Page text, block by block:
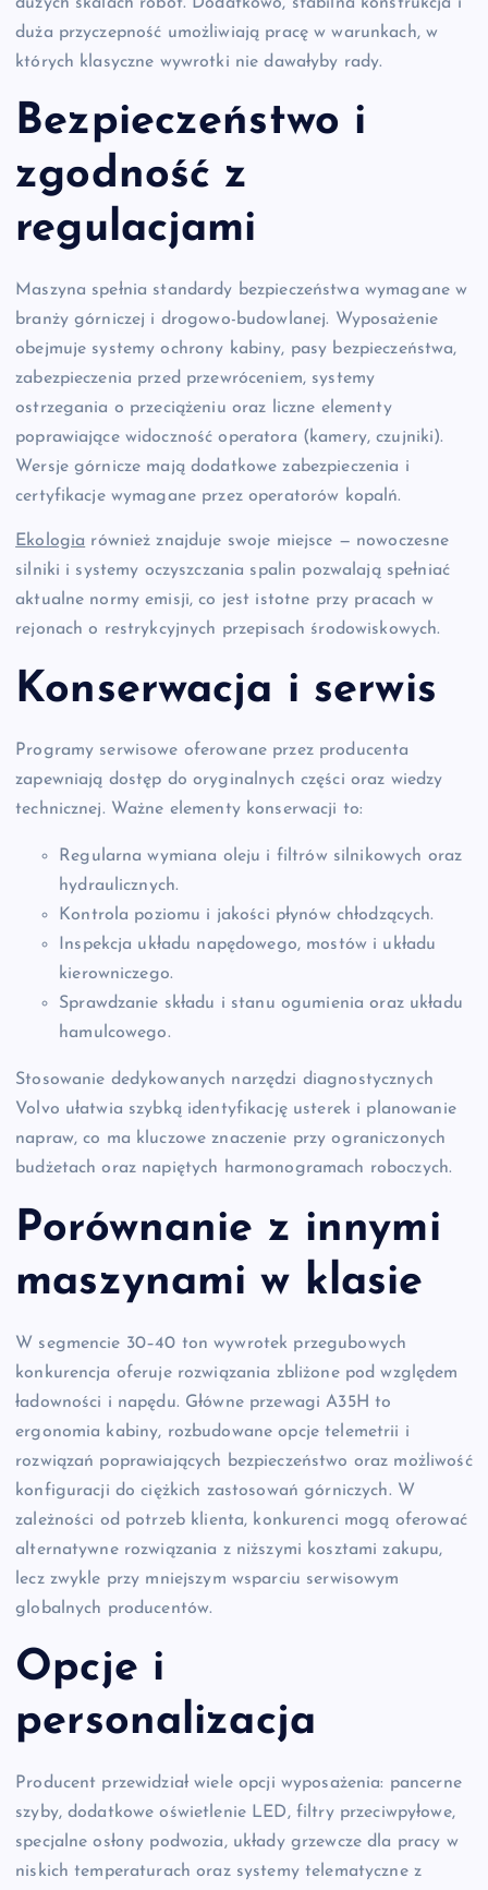
duża przyczepność umożliwiają pracę w warunkach, w
których klasyczne wywrotki nie dawałyby rady.
Bezpieczeństwo i
zgodność z
regulacjami
Maszyna spełnia standardy bezpieczeństwa wymagane w
branży górniczej i drogowo-budowlanej. Wyposażenie
obejmuje systemy ochrony kabiny, pasy bezpieczeństwa,
zabezpieczenia przed przewróceniem, systemy
ostrzegania o przeciążeniu oraz liczne elementy
poprawiające widoczność operatora (kamery, czujniki).
Wersje górnicze mają dodatkowe zabezpieczenia i
certyfikacje wymagane przez operatorów kopalń.
Ekologia również znajduje swoje miejsce — nowoczesne
silniki i systemy oczyszczania spalin pozwalają spełniać
aktualne normy emisji, co jest istotne przy pracach w
rejonach o restrykcyjnych przepisach środowiskowych.
Konserwacja i serwis
Programy serwisowe oferowane przez producenta
zapewniają dostęp do oryginalnych części oraz wiedzy
technicznej. Ważne elementy konserwacji to:
Regularna wymiana oleju i filtrów silnikowych oraz
hydraulicznych.
Kontrola poziomu i jakości płynów chłodzących.
Inspekcja układu napędowego, mostów i układu
kierowniczego.
Sprawdzanie składu i stanu ogumienia oraz układu
hamulcowego.
Stosowanie dedykowanych narzędzi diagnostycznych
Volvo ułatwia szybką identyfikację usterek i planowanie
napraw, co ma kluczowe znaczenie przy ograniczonych
budżetach oraz napiętych harmonogramach roboczych.
Porównanie z innymi
maszynami w klasie
W segmencie 30–40 ton wywrotek przegubowych
konkurencja oferuje rozwiązania zbliżone pod względem
ładowności i napędu. Główne przewagi A35H to
ergonomia kabiny, rozbudowane opcje telemetrii i
rozwiązań poprawiających bezpieczeństwo oraz możliwość
konfiguracji do ciężkich zastosowań górniczych. W
zależności od potrzeb klienta, konkurenci mogą oferować
alternatywne rozwiązania z niższymi kosztami zakupu,
lecz zwykle przy mniejszym wsparciu serwisowym
globalnych producentów.
Opcje i
personalizacja
Producent przewidział wiele opcji wyposażenia: pancerne
szyby, dodatkowe oświetlenie LED, filtry przeciwpyłowe,
specjalne osłony podwozia, układy grzewcze dla pracy w
niskich temperaturach oraz systemy telematyczne z